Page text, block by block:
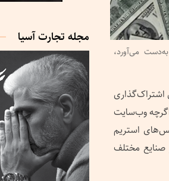
می‌آورد،
اگرچه وب‌سایت
استریم
صنایع مختلف
مجله تجارت آسیا